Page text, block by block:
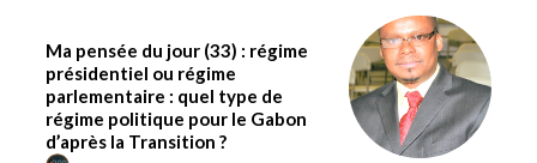
Ma pensée du jour (33) : régime
présidentiel ou régime
parlementaire : quel type de
régime politique pour le Gabon
d’après la Transition ?